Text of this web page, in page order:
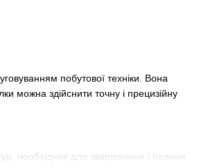
побутової техніки. Вона
можна здійснити точну і прецизійну
необхідних для зварювання і паяння